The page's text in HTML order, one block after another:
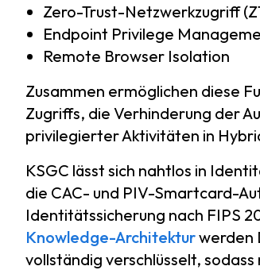
Zero-Trust-Netzwerkzugriff
Endpoint Privilege
Remote Browser Isolation
Zusammen ermöglichen diese
Zugriffs, die Verhinderung der
privilegierter Aktivitäten in
KSGC lässt sich nahtlos in
die CAC- und PIV-Smartcard-
Identitätssicherung nach FIPS
Knowledge-Architekturwerden
vollständig verschlüsselt,